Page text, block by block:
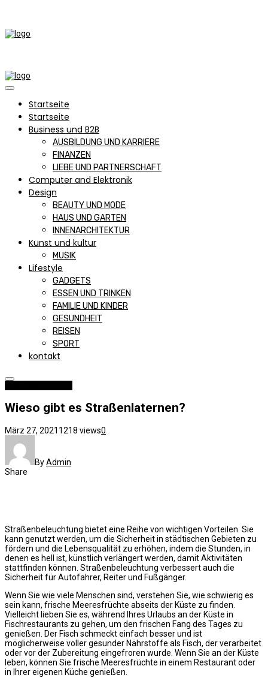
Startseite
Startseite
Business und B2B
AUSBILDUNG UND KARRIERE
FINANZEN
LIEBE UND PARTNERSCHAFT
Computer and Elektronik
Design
BEAUTY UND MODE
HAUS UND GARTEN
INNENARCHITEKTUR
Kunst und kultur
MUSIK
Lifestyle
GADGETS
ESSEN UND TRINKEN
FAMILIE UND KINDER
GESUNDHEIT
REISEN
SPORT
kontakt
Wieso gibt es Straßenlaternen?
März 27, 2021 1218 views0
ByAdmin
Share
Straßenbeleuchtung bietet eine Reihe von wichtigen Vorteilen. Sie
kann genutzt werden, um die Sicherheit in städtischen Gebieten zu
fördern und die Lebensqualität zu erhöhen, indem die Stunden, in
denen es hell ist, künstlich verlängert werden, damit Aktivitäten
stattfinden können. Straßenbeleuchtung verbessert auch die
Sicherheit für Autofahrer, Reiter und Fußgänger.
Wenn Sie wie viele Menschen sind, verstehen Sie, wie schwierig es
sein kann, frische Meeresfrüchte abseits der Küste zu finden.
Vielleicht lieben Sie es, während Ihres Urlaubs an der Küste in
Fischrestaurants zu gehen, um den frischen Fang des Tages zu
genießen. Der Fisch schmeckt einfach besser und ist
möglicherweise voller gesunder Nährstoffe als Fisch, der verarbeitet
oder vor der Zubereitung eingefroren wurde. Wenn Sie an der Küste
leben, können Sie frische Meeresfrüchte in einem Restaurant oder
in Ihrer eigenen Küche genießen.